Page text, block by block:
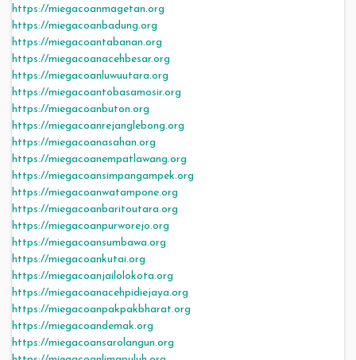
https://miegacoanmagetan.org
https://miegacoanbadung.org
https://miegacoantabanan.org
https://miegacoanacehbesar.org
https://miegacoanluwuutara.org
https://miegacoantobasamosir.org
https://miegacoanbuton.org
https://miegacoanrejanglebong.org
https://miegacoanasahan.org
https://miegacoanempatlawang.org
https://miegacoansimpangampek.org
https://miegacoanwatampone.org
https://miegacoanbaritoutara.org
https://miegacoanpurworejo.org
https://miegacoansumbawa.org
https://miegacoankutai.org
https://miegacoanjailolokota.org
https://miegacoanacehpidiejaya.org
https://miegacoanpakpakbharat.org
https://miegacoandemak.org
https://miegacoansarolangun.org